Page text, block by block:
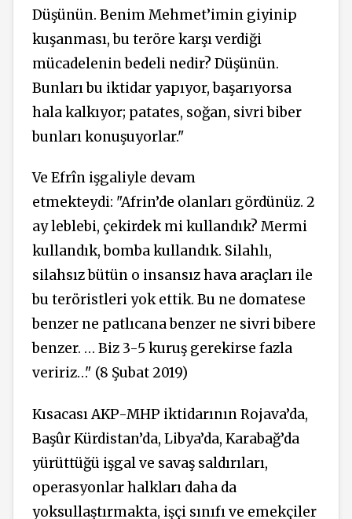
Düşünün. Benim Mehmet’imin giyinip
kuşanması, bu teröre karşı verdiği
mücadelenin bedeli nedir? Düşünün.
Bunları bu iktidar yapıyor, başarıyorsa
hala kalkıyor; patates, soğan, sivri biber
bunları konuşuyorlar."
Ve Efrîn işgaliyle devam
etmekteydi: "Afrin’de olanları gördünüz. 2
ay leblebi, çekirdek mi kullandık? Mermi
kullandık, bomba kullandık. Silahlı,
silahsız bütün o insansız hava araçları ile
bu teröristleri yok ettik. Bu ne domatese
benzer ne patlıcana benzer ne sivri bibere
benzer. … Biz 3-5 kuruş gerekirse fazla
veririz…" (8 Şubat 2019)
Kısacası AKP-MHP iktidarının Rojava’da,
Başûr Kürdistan’da, Libya’da, Karabağ’da
yürüttüğü işgal ve savaş saldırıları,
operasyonlar halkları daha da
yoksullaştırmakta, işçi sınıfı ve emekçiler